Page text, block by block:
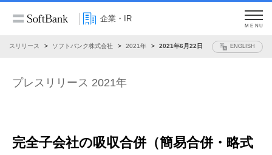
企業・IR
MENU
レスリリース ソフトバンク株式会社 2021年 2021年6月22日 ENGLISH
プレスリリース 2021年
完全子会社の吸収合併（簡易合併・略式